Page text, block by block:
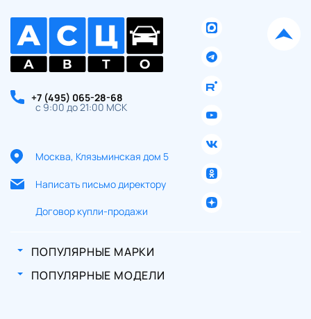
+7 (495) 065-28-68
с 9:00 до 21:00 МСК
Москва, Клязьминская дом 5
Написать письмо директору
Договор купли-продажи
ПОПУЛЯРНЫЕ МАРКИ
ПОПУЛЯРНЫЕ МОДЕЛИ